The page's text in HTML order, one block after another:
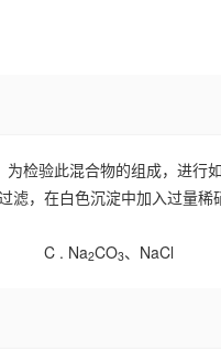
为检验此混合物的组成，进
，在白色沉淀中加入过量稀
C . Na2CO3、NaCl